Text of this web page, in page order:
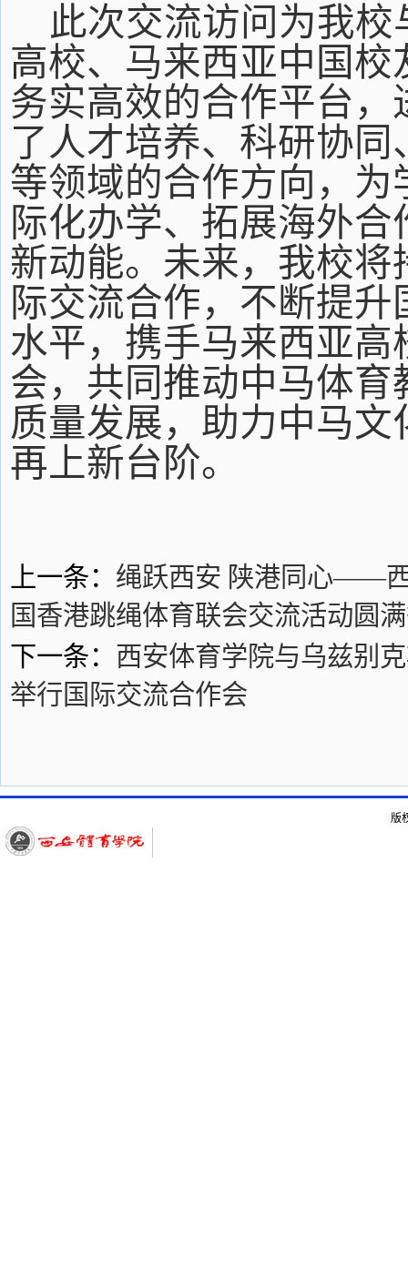
此次交流访问为我校
高校、马来西亚中国校
务实高效的合作平台，
了人才培养、科研协同
等领域的合作方向，为
际化办学、拓展海外合
新动能。未来，我校将
际交流合作，不断提升
水平，携手马来西亚高
会，共同推动中马体育
质量发展，助力中马文
再上新台阶。
上一条： 绳跃西安 陕港同心——
国香港跳绳体育联会交流活动圆
下一条： 西安体育学院与乌兹别
举行国际交流合作会
版